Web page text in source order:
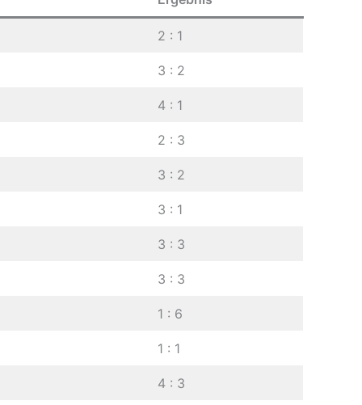
2 : 1
3 : 2
4 : 1
2 : 3
3 : 2
3 : 1
3 : 3
3 : 3
1 : 6
1 : 1
4 : 3